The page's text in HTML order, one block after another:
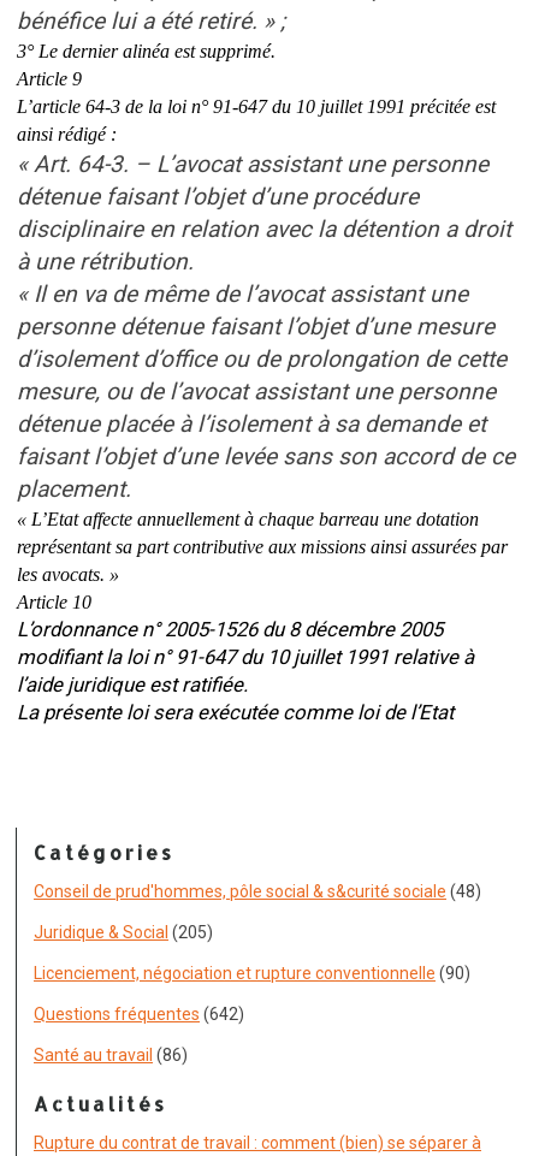
bénéfice lui a été retiré. » ;
3° Le dernier alinéa est supprimé.
Article 9
L’article 64-3 de la loi n° 91-647 du 10 juillet 1991 précitée est
ainsi rédigé :
« Art. 64-3. – L’avocat assistant une personne
détenue faisant l’objet d’une procédure
disciplinaire en relation avec la détention a droit
à une rétribution.
« Il en va de même de l’avocat assistant une
personne détenue faisant l’objet d’une mesure
d’isolement d’office ou de prolongation de cette
mesure, ou de l’avocat assistant une personne
détenue placée à l’isolement à sa demande et
faisant l’objet d’une levée sans son accord de ce
placement.
« L’Etat affecte annuellement à chaque barreau une dotation
représentant sa part contributive aux missions ainsi assurées par
les avocats. »
Article 10
L’ordonnance n° 2005-1526 du 8 décembre 2005
modifiant la loi n° 91-647 du 10 juillet 1991 relative à
l’aide juridique est ratifiée.
La présente loi sera exécutée comme loi de l’Etat
Catégories
Conseil de prud'hommes, pôle social & s&curité sociale (48)
Juridique & Social (205)
Licenciement, négociation et rupture conventionnelle (90)
Questions fréquentes (642)
Santé au travail (86)
Actualités
Rupture du contrat de travail : comment (bien) se séparer à